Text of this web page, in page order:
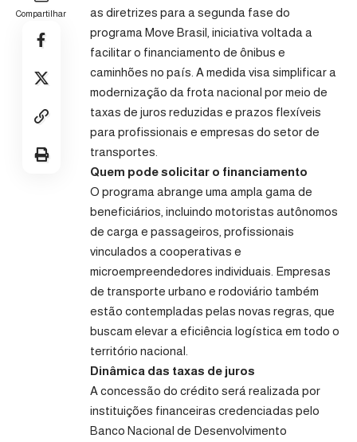
Compartilhar
as diretrizes para a segunda fase do
programa Move Brasil, iniciativa voltada a
facilitar o financiamento de ônibus e
caminhões no país. A medida visa simplificar a
modernização da frota nacional por meio de
taxas de juros reduzidas e prazos flexíveis
para profissionais e empresas do setor de
transportes.
Quem pode solicitar o financiamento
O programa abrange uma ampla gama de
beneficiários, incluindo motoristas autônomos
de carga e passageiros, profissionais
vinculados a cooperativas e
microempreendedores individuais. Empresas
de transporte urbano e rodoviário também
estão contempladas pelas novas regras, que
buscam elevar a eficiência logística em todo o
território nacional.
Dinâmica das taxas de juros
A concessão do crédito será realizada por
instituições financeiras credenciadas pelo
Banco Nacional de Desenvolvimento